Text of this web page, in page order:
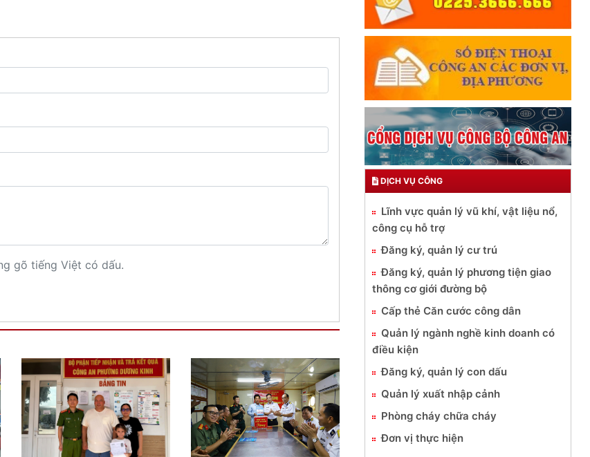
gõ tiếng Việt có dấu.
DỊCH VỤ CÔNG
Lĩnh vực quản lý vũ khí, vật liệu nổ,
công cụ hỗ trợ
Đăng ký, quản lý cư trú
Đăng ký, quản lý phương tiện giao
thông cơ giới đường bộ
Cấp thẻ Căn cước công dân
Quản lý ngành nghề kinh doanh có
điều kiện
Đăng ký, quản lý con dấu
Quản lý xuất nhập cảnh
Phòng cháy chữa cháy
Đơn vị thực hiện